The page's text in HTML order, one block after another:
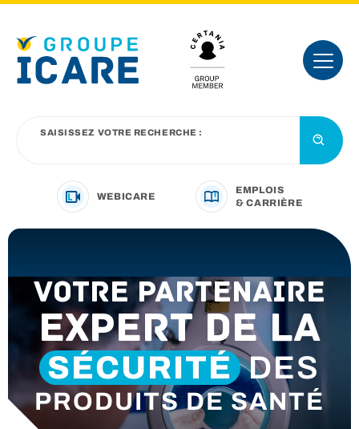
SAISISSEZ VOTRE RECHERCHE :
WEBICARE
EMPLOIS
& CARRIÈRE
NOTRE OFFRE
NOUS CONNAÎTRE
ACTUALITÉS
VOTRE PARTENAIRE
EXPERT DE LA
SÉCURITÉ DES
PRODUITS DE SANTÉ